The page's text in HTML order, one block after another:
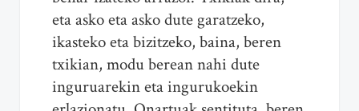
eta asko eta asko dute garatzeko,
ikasteko eta bizitzeko, baina, beren
txikian, modu berean nahi dute
inguruarekin eta ingurukoekin